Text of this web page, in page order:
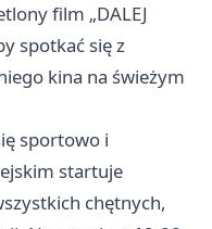
film „DALEJ
spotkać się z
kina na świeżym
sportowo i
startuje
chętnych,